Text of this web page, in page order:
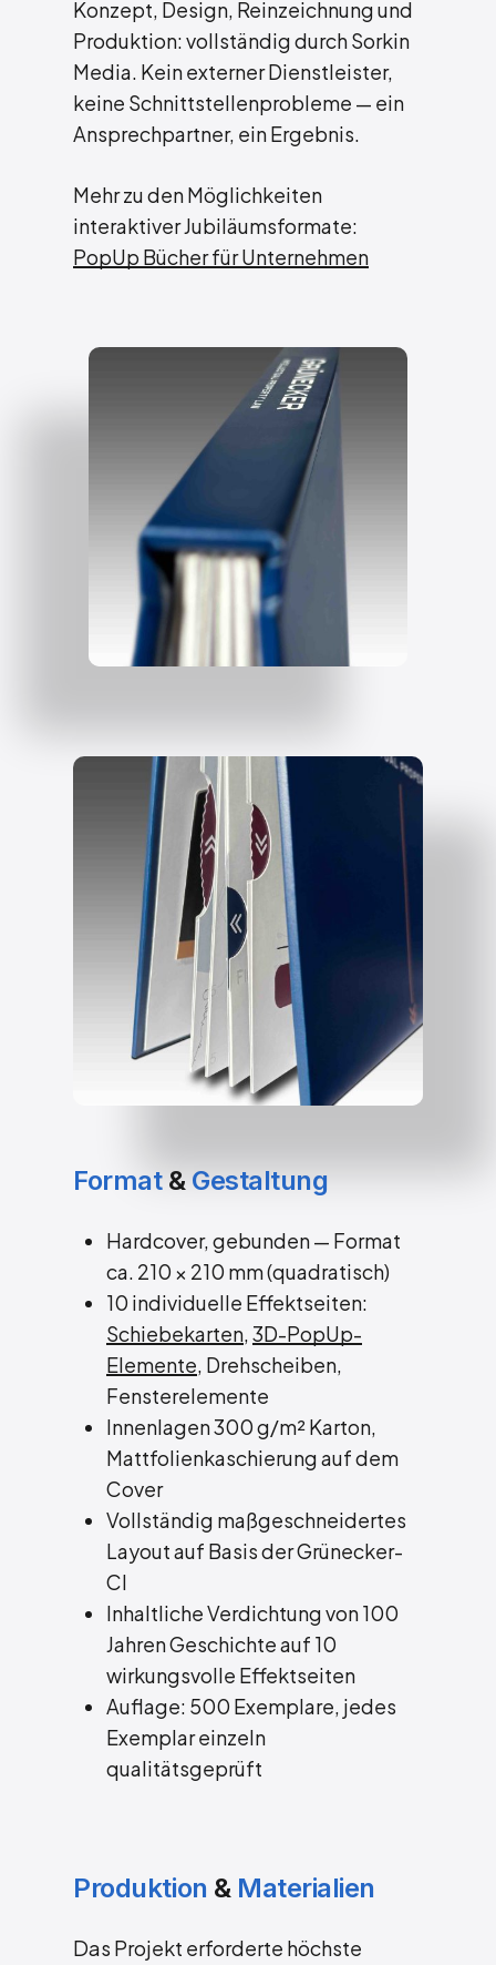
Konzept, Design, Reinzeichnung und
Produktion: vollständig durch Sorkin
Media. Kein externer Dienstleister,
keine Schnittstellenprobleme — ein
Ansprechpartner, ein Ergebnis.
Mehr zu den Möglichkeiten
interaktiver Jubiläumsformate:
PopUp Bücher für Unternehmen
Format& Gestaltung
Hardcover, gebunden — Format
ca. 210 × 210 mm (quadratisch)
10 individuelle Effektseiten:
Schiebekarten,3D-PopUp-
Elemente, Drehscheiben,
Fensterelemente
Innenlagen 300 g/m² Karton,
Mattfolienkaschierung auf dem
Cover
Vollständig maßgeschneidertes
Layout auf Basis der Grünecker-
CI
Inhaltliche Verdichtung von 100
Jahren Geschichte auf 10
wirkungsvolle Effektseiten
Auflage: 500 Exemplare, jedes
Exemplar einzeln
qualitätsgeprüft
Produktion & Materialien
Das Projekt erforderte höchste